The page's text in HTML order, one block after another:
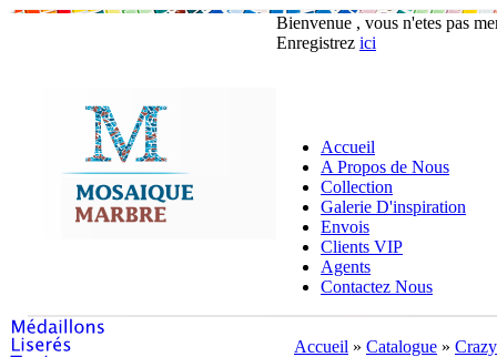
Bienvenue , vous n'etes pas
Enregistrez ici
Accueil
A Propos de Nous
Collection
Galerie D'inspiration
Envois
Clients VIP
Agents
Contactez Nous
Accueil » Catalogue »